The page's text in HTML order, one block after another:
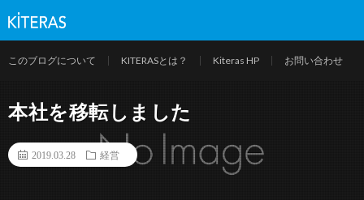
このブログについて KITERASとは？ Kiteras HP お問い合わせ
本社を移転しました
2019.03.28 経営